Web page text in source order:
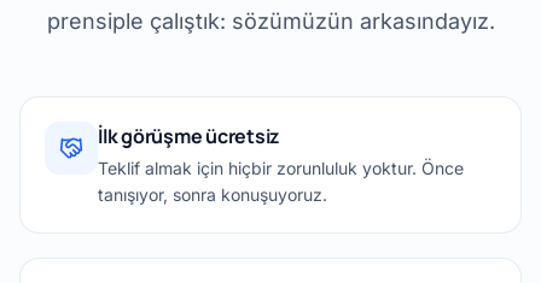
prensiple çalıştık: sözümüzün arkasındayız.
İlk görüşme ücretsiz
Teklif almak için hiçbir zorunluluk yoktur. Önce
tanışıyor, sonra konuşuyoruz.